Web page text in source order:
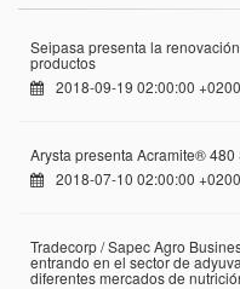
Seipasa presenta la
productos
2018-09-19 02:00:00 +0200
Arysta presenta Acramite®
2018-07-10 02:00:00 +0200
Tradecorp / Sapec Agro
entrando en el sector de
diferentes mercados de